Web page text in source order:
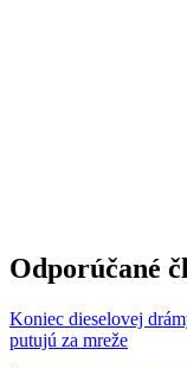
Odporúčané
Koniec dieselovej
putujú za mreže